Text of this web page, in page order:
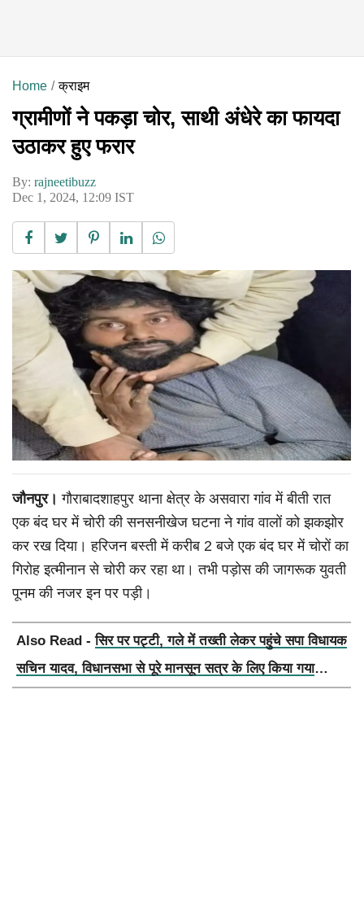
Home क्राइम
ग्रामीणों ने पकड़ा चोर, साथी अंधेरे का फायदा
उठाकर हुए फरार
By: rajneetibuzz
Dec 1, 2024, 12:09 IST
जौनपुर।गौराबादशाहपुर थाना क्षेत्र के असवारा गांव में बीती रात
एक बंद घर में चोरी की सनसनीखेज घटना ने गांव वालों को झकझोर
कर रख दिया। हरिजन बस्ती में करीब 2 बजे एक बंद घर में चोरों का
गिरोह इत्मीनान से चोरी कर रहा था। तभी पड़ोस की जागरूक युवती
पूनम की नजर इन पर पड़ी।
Also Read -सिर पर पट्टी, गले में तख्ती लेकर पहुंचे सपा विधायक
सचिन यादव, विधानसभा से पूरे मानसून सत्र के लिए किया गया